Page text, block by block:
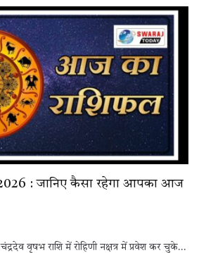
: जानिए कैसा रहेगा आपका आज
वृषभ राशि में रोहिणी नक्षत्र में प्रवेश कर चुके…